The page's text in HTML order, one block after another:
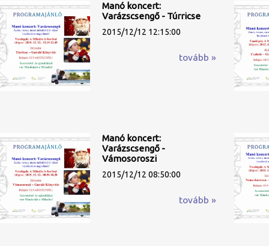
Manó koncert:
Varázscsengő - Túrricse
2015/12/12 12:15:00
tovább »
Manó koncert:
Varázscsengő -
Vámosoroszi
2015/12/12 08:50:00
tovább »